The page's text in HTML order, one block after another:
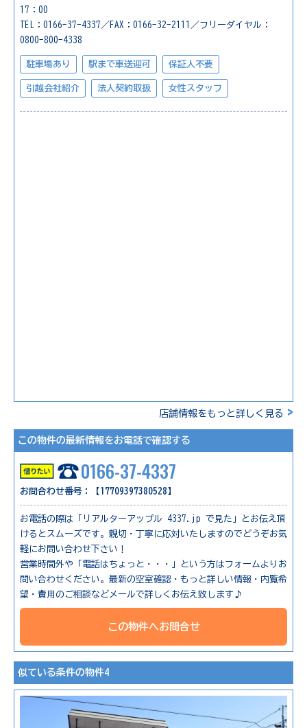
17：00
TEL：0166-37-4337／FAX：0166-32-2111／フリーダイヤル：
0800-800-4338
駐車場あり 駅まで車送迎可 保証人不要
引越会社紹介 法人契約取扱 女性スタッフ
店舗情報をもっと詳しく見る >
この物件の最新情報をお電話で確認する
0166-37-4337
お問合わせ番号：【17709397380528】
お電話の際は「リアルターアップル 4337.jp で見た」とお伝え頂
けるとスムーズです。親切・丁寧に応対いたしますのでどうぞお気
軽にお問い合わせ下さい！
営業時間外や「電話はちょっと・・・」という方はフォームよりお
問い合わせください。最新の空室確認・もっと詳しい情報・内覧希
望・費用のご相談などメールで詳しくお伝え致します♪
この物件へお問合せ
似ている条件の物件4